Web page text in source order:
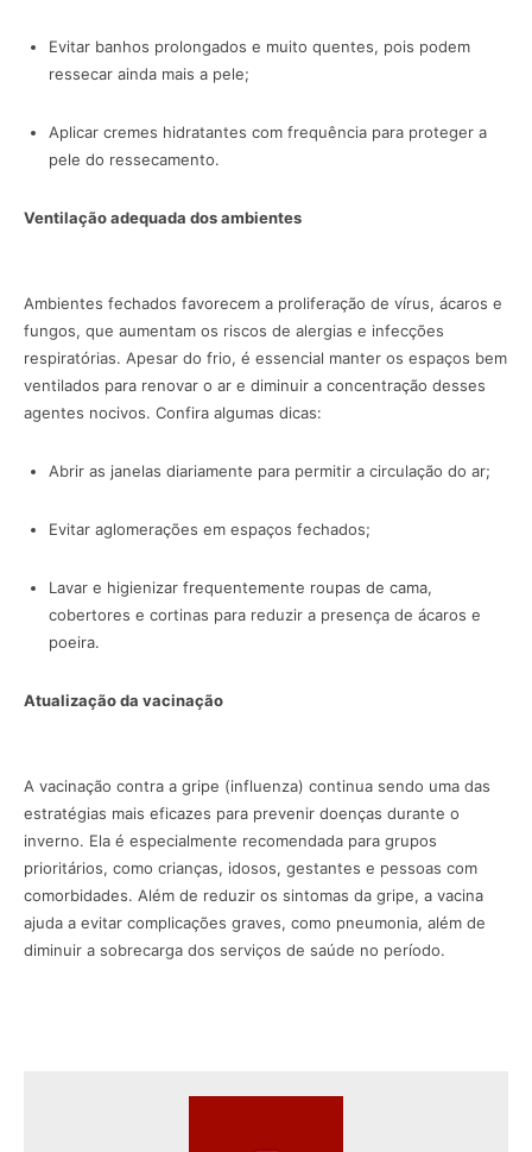
Evitar banhos prolongados e muito quentes, pois podem
ressecar ainda mais a pele;
Aplicar cremes hidratantes com frequência para proteger a
pele do ressecamento.
Ventilação adequada dos ambientes
Ambientes fechados favorecem a proliferação de vírus, ácaros e
fungos, que aumentam os riscos de alergias e infecções
respiratórias. Apesar do frio, é essencial manter os espaços bem
ventilados para renovar o ar e diminuir a concentração desses
agentes nocivos. Confira algumas dicas:
Abrir as janelas diariamente para permitir a circulação do ar;
Evitar aglomerações em espaços fechados;
Lavar e higienizar frequentemente roupas de cama,
cobertores e cortinas para reduzir a presença de ácaros e
poeira.
Atualização da vacinação
A vacinação contra a gripe (influenza) continua sendo uma das
estratégias mais eficazes para prevenir doenças durante o
inverno. Ela é especialmente recomendada para grupos
prioritários, como crianças, idosos, gestantes e pessoas com
comorbidades. Além de reduzir os sintomas da gripe, a vacina
ajuda a evitar complicações graves, como pneumonia, além de
diminuir a sobrecarga dos serviços de saúde no período.